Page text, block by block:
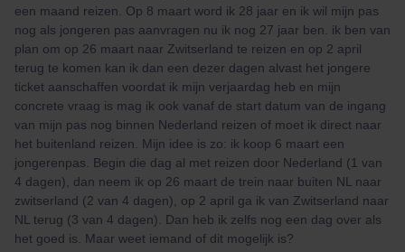
een maand reizen. Op 8 maart word ik 28 jaar en ik wil mijn pas
nog als jongeren pas aanvragen nu ik nog 27 jaar ben. ik ben van
plan om op 26 maart naar Zwitserland te reizen en op 2 april
terug te komen kan ik dan een dezer dagen alvast het jongere
ticket aanschaffen voordat ik mijn verjaardag heb en mijn
concrete vraag is mag ik ook vanaf de start datum van de ingang
van mijn pas nog binnen Nederland reizen of moet ik direct naar
het buitenland reizen. Mijn idee is zo: ik koop 6 maart een
jongerenpas. Begin die dag al met reizen door Nederland (1 van
4 dagen), dan neem ik op 26 maart de trein naar buiten NL naar
zwitserland (2 van 4 dagen), op 2 april ga ik van Zwitserland naar
NL terug (3 van 4 dagen). Dan heb ik zelfs nog een dag over als
het goed is. Maar weet iemand of dit mogelijk is?